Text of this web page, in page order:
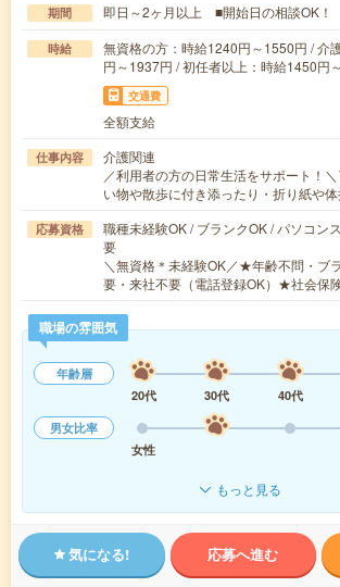
期間 即日～2ヶ月以上 ■開始日の相談OK！
時給
無資格の方：時給1240円～1550円 / 介
円～1937円 / 初任者以上：時給1450円
交通費
全額支給
仕事内容
介護関連
／利用者の方の日常生活をサポート！
い物や散歩に付き添ったり・折り紙や
応募資格
職種未経験OK / ブランクOK / パソコン
要
＼無資格＊未経験OK／★年齢不問・ブ
要・来社不要（電話登録OK）★社会保
職場の雰囲気
年齢層
20代
30代 40代
男女比率
女性
もっと見る
気になる! 応募へ進む